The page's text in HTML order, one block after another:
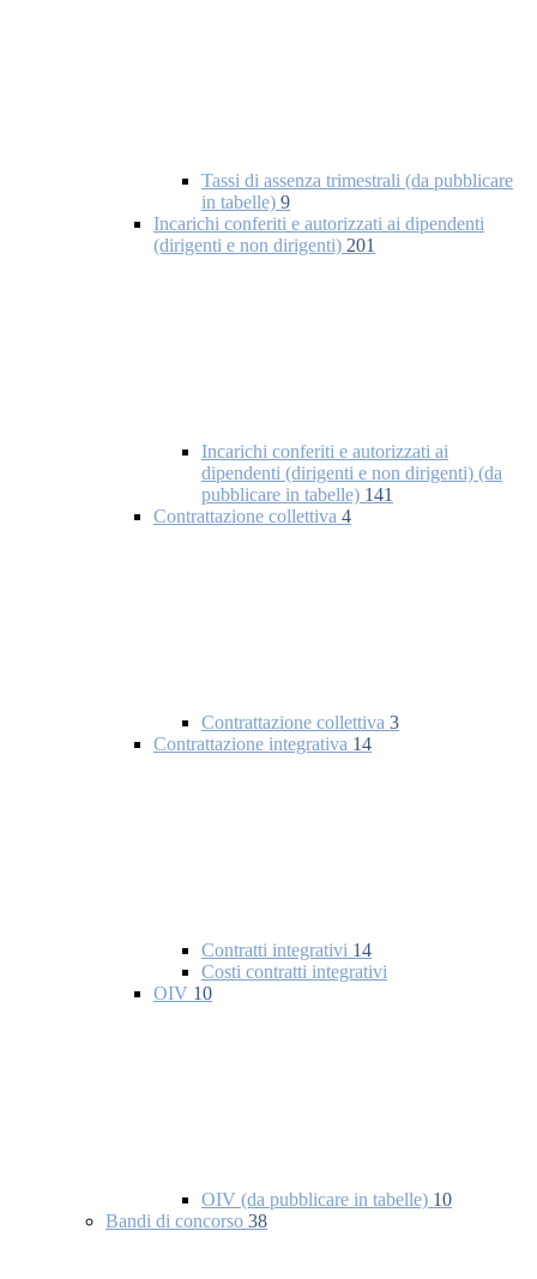
Tassi di assenza trimestrali (da pubblicare
in tabelle) 9
Incarichi conferiti e autorizzati ai dipendenti
(dirigenti e non dirigenti) 201
Incarichi conferiti e autorizzati ai
dipendenti (dirigenti e non dirigenti) (da
pubblicare in tabelle) 141
Contrattazione collettiva 4
Contrattazione collettiva 3
Contrattazione integrativa 14
Contratti integrativi 14
Costi contratti integrativi
OIV 10
OIV (da pubblicare in tabelle) 10
Bandi di concorso 38